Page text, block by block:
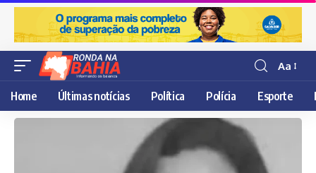
Resisor
de
fonte
Aa
Home Últimas notícias Política Polícia Esporte